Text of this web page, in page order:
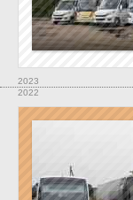
2023
2022